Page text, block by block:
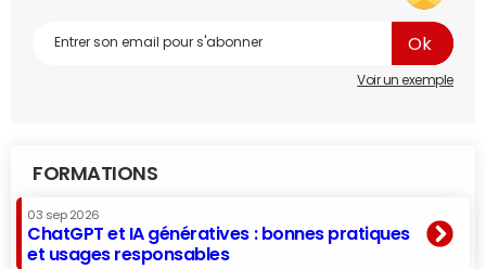
Voir un exemple
FORMATIONS
03 sep 2026
ChatGPT et IA génératives : bonnes pratiques
et usages responsables